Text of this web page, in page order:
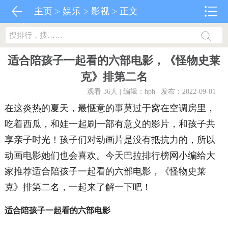
主页 >娱乐 >影视 > 正文
适合陪孩子一起看的六部电影，《怪物史莱
克》排第二名
观看 36人 | 编辑：hph | 发布：2022-09-01
在这炎热的夏天，最惬意的事莫过于窝在空调房里，
吃着西瓜，和娃一起刷一部有意义的影片，和孩子共
享亲子时光！孩子们对动画片是没有抵抗力的，所以
动画电影她们也会喜欢。今天巴拉排行榜网小编给大
家推荐适合陪孩子一起看的六部电影，《怪物史莱
克》排第二名，一起来了解一下吧！
适合陪孩子一起看的六部电影